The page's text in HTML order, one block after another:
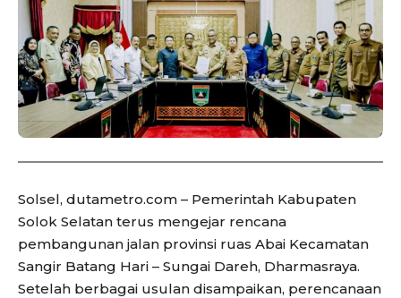
Solsel, dutametro.com – Pemerintah Kabupaten
Solok Selatan terus mengejar rencana
pembangunan jalan provinsi ruas Abai Kecamatan
Sangir Batang Hari – Sungai Dareh, Dharmasraya.
Setelah berbagai usulan disampaikan, perencanaan